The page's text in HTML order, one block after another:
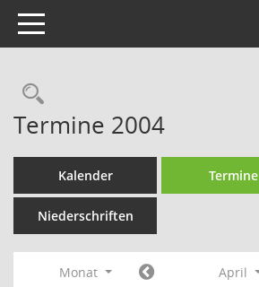
Toggle navigation
Rechercheauswahl
Termine 2004
Kalender Termine
Niederschriften
Monat
April